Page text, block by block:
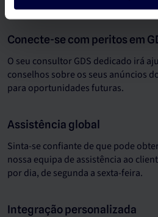
Conecte-se com peritos em
O seu consultor GDS dedicado irá
conselhos sobre os seus anúncios
para oportunidades futuras.
Assistência global
Sinta-se confiante de que pode
nossa equipa de assistência ao
por dia, de segunda a sexta-feira.
Integração personalizada